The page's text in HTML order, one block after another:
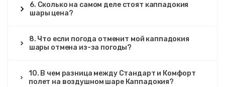
6. Сколько на самом деле стоят каппадокия
шары цена?
8. Что если погода отменит мой каппадокия
шары отмена из-за погоды?
10. В чем разница между Стандарт и Комфорт
полет на воздушном шаре Каппадокия?